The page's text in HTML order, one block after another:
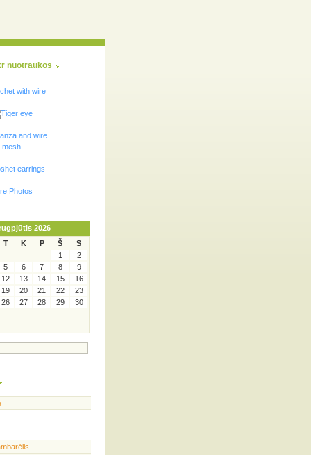
nuotraukos
Photos
2026
T K P Š S
1
2
5 6 7 8
9
12 13 14 15
16
19 20 21 22
23
26 27 28 29
30